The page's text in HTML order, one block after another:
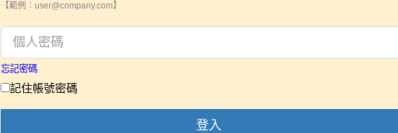
【範例：user@company.com】
忘記密碼
記住帳號密碼
登入